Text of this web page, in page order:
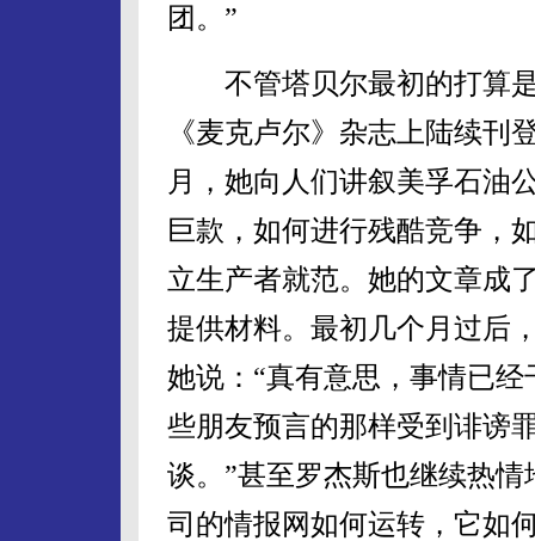
团。”
不管塔贝尔最初的打算是
《麦克卢尔》杂志上陆续刊
月，她向人们讲叙美孚石油
巨款，如何进行残酷竞争，
立生产者就范。她的文章成
提供材料。最初几个月过后
她说：“真有意思，事情已
些朋友预言的那样受到诽谤
谈。”甚至罗杰斯也继续热
司的情报网如何运转，它如